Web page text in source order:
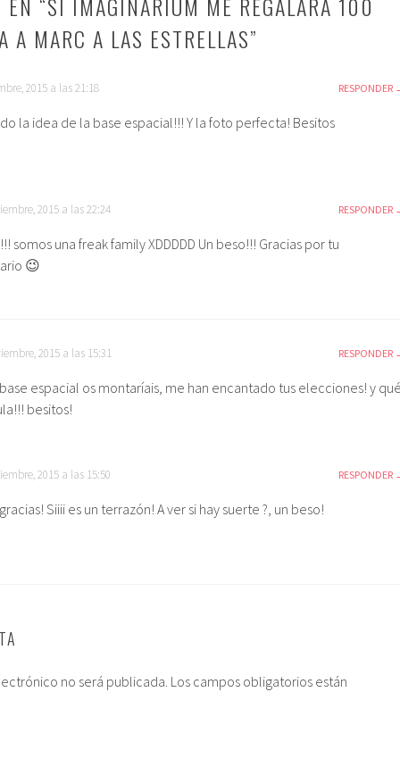
A MARC A LAS ESTRELLAS”
2015 a las 21:18 RESPONDER
la idea de la base espacial!!! Y la foto perfecta! Besitos
2015 a las 22:24 RESPONDER
somos una freak family XDDDDD Un beso!!! Gracias por tu
😉
2015 a las 15:31 RESPONDER
espacial os montaríais, me han encantado tus elecciones! y
besitos!
2015 a las 15:50 RESPONDER
Siiii es un terrazón! A ver si hay suerte ?, un beso!
no será publicada. Los campos obligatorios están